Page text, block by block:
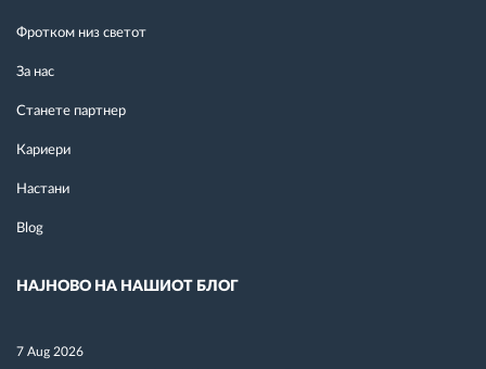
Фротком низ светот
За нас
Станете партнер
Кариери
Настани
Blog
НАЈНОВО НА НАШИОТ БЛОГ
7 Aug 2026